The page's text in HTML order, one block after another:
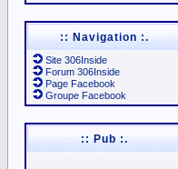
:: Navigation :.
Site 306Inside
Forum 306Inside
Page Facebook
Groupe Facebook
:: Pub :.